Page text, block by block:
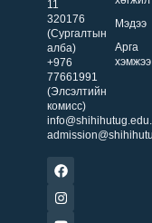
11
320176
(Сургалтын
алба)
+976
77661991
(Элсэлтийн
комисс)
Мэдээ
Арга
хэмжээ